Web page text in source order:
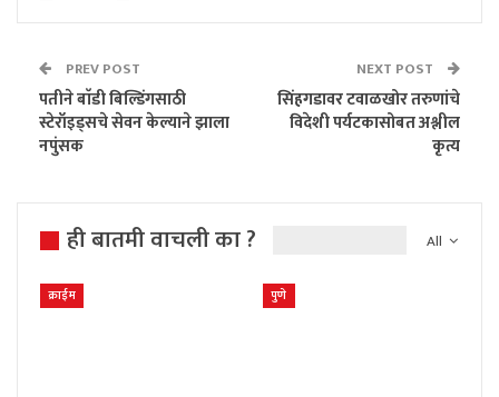
PREV POST
पतीने बाॅडी बिल्डिंगसाठी
स्टेरॉइड्सचे सेवन केल्याने झाला
नपुंसक
NEXT POST
सिंहगडावर टवाळखोर तरुणांचे
विदेशी पर्यटकासोबत अश्लील
कृत्य
All
ही बातमी वाचली का ?
क्राईम पुणे